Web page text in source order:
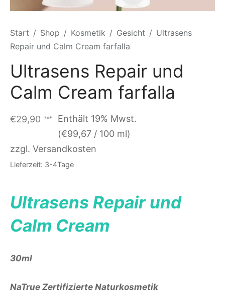
Start / Shop / Kosmetik / Gesicht / Ultrasens
Repair und Calm Cream farfalla
Ultrasens Repair und
Calm Cream farfalla
€29,90 "*"
Enthält 19% Mwst.
(€99,67 / 100 ml)
zzgl. Versandkosten
Lieferzeit: 3-4Tage
Ultrasens Repair und
Calm Cream
30ml
NaTrue Zertifizierte Naturkosmetik